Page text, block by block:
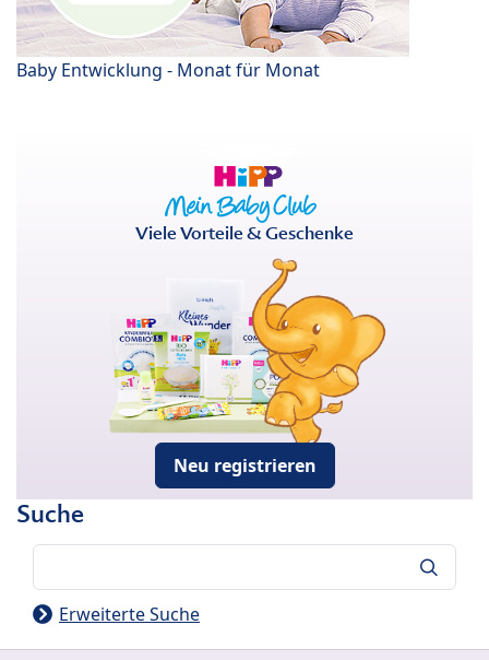
Baby Entwicklung - Monat für Monat
Viele Vorteile & Geschenke
Neu registrieren
Suche
Erweiterte Suche